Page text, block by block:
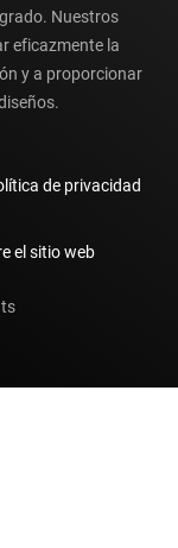
Nuestros
eficazmente la
y a proporcionar
de privacidad
el sitio web